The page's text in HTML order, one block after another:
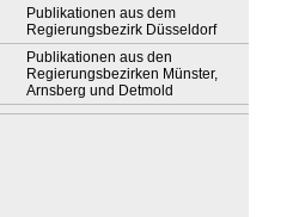
Publikationen aus dem
Regierungsbezirk Düsseldorf
Publikationen aus den
Regierungsbezirken Münster,
Arnsberg und Detmold